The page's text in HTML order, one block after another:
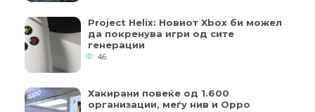
Project Helix: Новиот Xbox би можел
да покренува игри од сите
генерации
46
Хакирани повеќе од 1.600
организации, меѓу нив и Oppo